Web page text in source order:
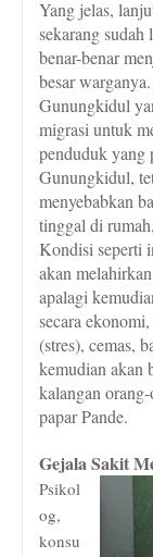
Yang jelas,
sekarang
benar-benar
besar
Gunungkidul
migrasi untuk
penduduk yang
Gunungkidul,
menyebabkan
tinggal di
Kondisi seperti
akan
apalagi
secara
(stres), cemas,
kemudian akan
kalangan
papar Pande.
Gejala Sakit
Psikol
og,
konsu